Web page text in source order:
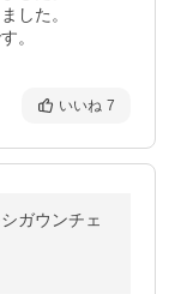
した。
。
いいね 7
ガウンチェ